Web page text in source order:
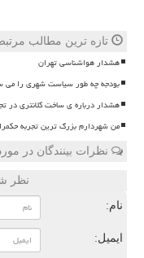
تازه ترین مطالب
هشدار هواشناسی تهران
بودجه چه طور سیاست شهری را می
هشدار درباره ی ساخت کلانتری
من شهردارم بزرگ ترین تجربه
نظرات بینندگان در
نظر
نام:
ایمیل: